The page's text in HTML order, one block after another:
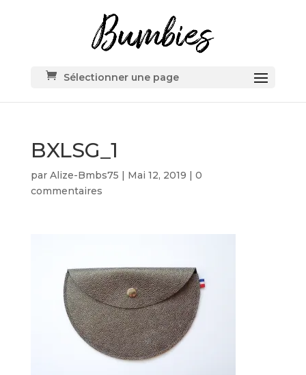
Sélectionner une page
BXLSG_1
par Alize-Bmbs75 | Mai 12, 2019 | 0
commentaires